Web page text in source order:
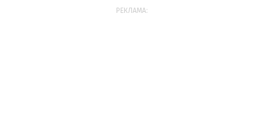
РЕКЛАМА: